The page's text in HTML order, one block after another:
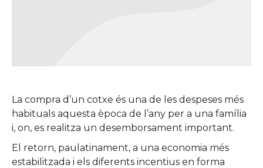
La compra d’un cotxe és una de les despeses més
habituals aquesta època de l’any per a una família
i, on, es realitza un desemborsament important.
El retorn, paulatinament, a una economia més
estabilitzada i els diferents incentius en forma